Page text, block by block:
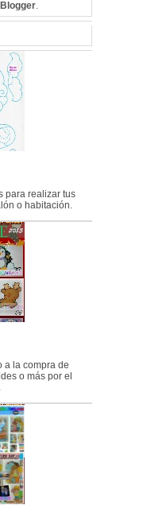
Blogger
para realizar tus
o habitación.
a la compra de
o más por el